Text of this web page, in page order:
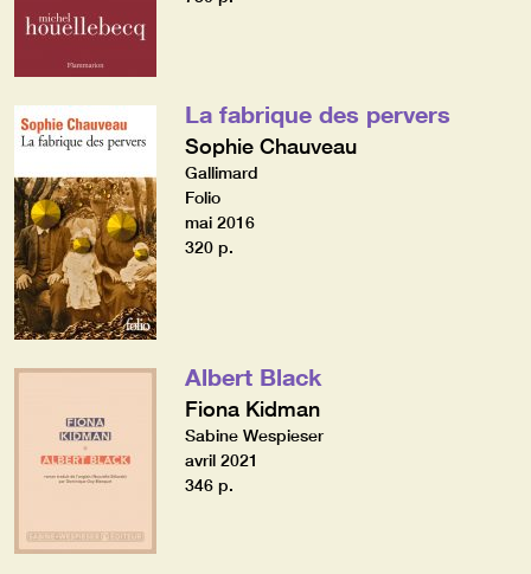
La fabrique des pervers
Sophie Chauveau
Gallimard
Folio
mai 2016
320 p.
Albert Black
Fiona Kidman
Sabine Wespieser
avril 2021
346 p.